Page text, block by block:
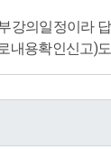
강의일정이라
내용확인신고)